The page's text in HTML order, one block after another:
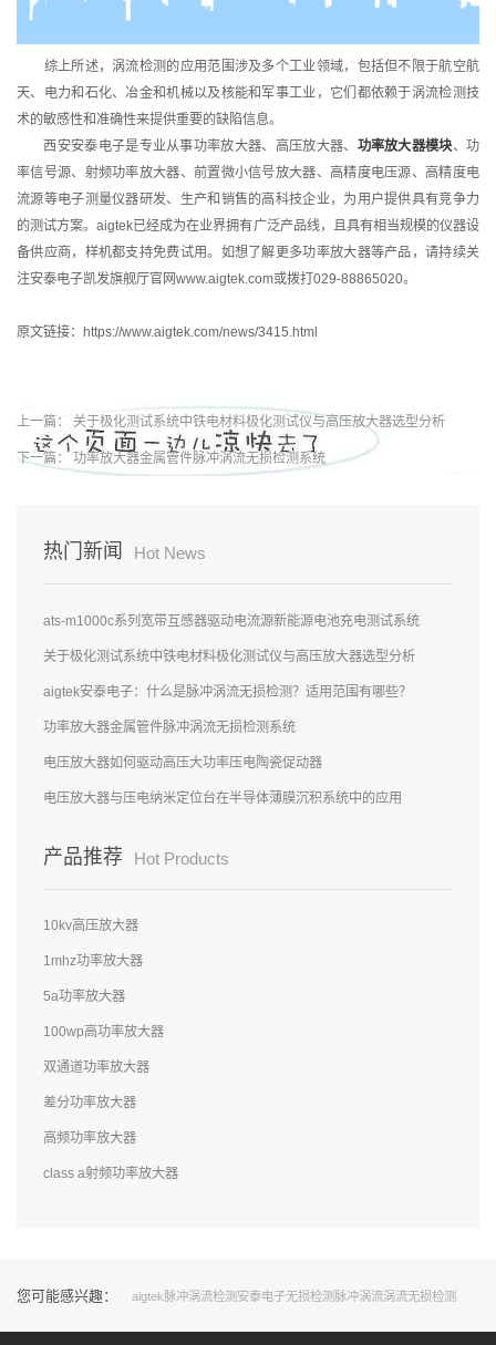
综上所述，涡流检测的应用范围涉及多个工业领域，包括但不限于航空航
天、电力和石化、冶金和机械以及核能和军事工业，它们都依赖于涡流检测技
术的敏感性和准确性来提供重要的缺陷信息。
西安安泰电子是专业从事功率放大器、高压放大器、 功率放大器模块、功
率信号源、 射频功率放大器、前置微小信号放大器、 高精度电压源、高精度电
流源等电子测量仪器研发、生产和销售的高科技企业，为用户提供具有竞争力
的测试方案。aigtek已经成为在业界拥有广泛产品线，且具有相当规模的仪器设
备供应商，样机都支持免费试用。如想了解更多功率放大器等产品，请持续关
注安泰电子凯发旗舰厅官网www.aigtek.com或拨打029-88865020。
原文链接：https://www.aigtek.com/news/3415.html
上一篇： 关于极化测试系统中铁电材料极化测试仪与高压放大器选型分析
下一篇： 功率放大器金属管件脉冲涡流无损检测系统
热门新闻 Hot News
ats-m1000c系列宽带互感器驱动电流源新能源电池充电测试系统
关于极化测试系统中铁电材料极化测试仪与高压放大器选型分析
aigtek安泰电子：什么是脉冲涡流无损检测？适用范围有哪些？
功率放大器金属管件脉冲涡流无损检测系统
电压放大器如何驱动高压大功率压电陶瓷促动器
电压放大器与压电纳米定位台在半导体薄膜沉积系统中的应用
产品推荐 Hot Products
10kv高压放大器
1mhz功率放大器
5a功率放大器
100wp高功率放大器
双通道功率放大器
差分功率放大器
高频功率放大器
class a射频功率放大器
您可能感兴趣： aigtek脉冲涡流检测 安泰电子无损检测 脉冲涡流涡流无损检测